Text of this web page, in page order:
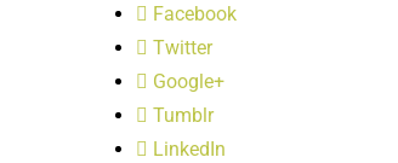
Facebook
Twitter
Google+
Tumblr
LinkedIn